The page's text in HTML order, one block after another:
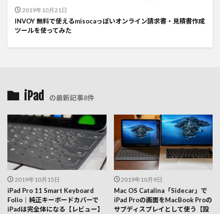
2019年10月21日
INVOY 無料で使えるmisocaっぽいオンライン請求書・見積書作成
ツールを使ってみた
iPad の最新記事8件
2019年10月15日
iPad Pro 11 Smart Keyboard
Folio｜純正キーボードカバーで
iPadは完全体になる【レビュー】
2019年10月9日
Mac OS Catalina「Sidecar」で
iPad Proの画面をMacBook Proの
サブディスプレイとして使う【設